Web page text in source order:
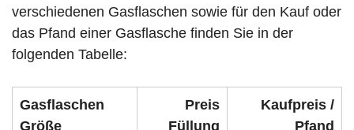
verschiedenen Gasflaschen sowie für den Kauf oder
das Pfand einer Gasflasche finden Sie in der
folgenden Tabelle:
Gasflaschen
Größe
Preis
Füllung
Kaufpreis /
Pfand